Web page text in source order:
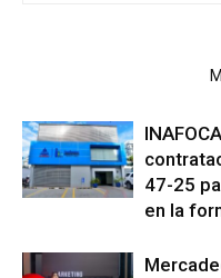
47-25
en la